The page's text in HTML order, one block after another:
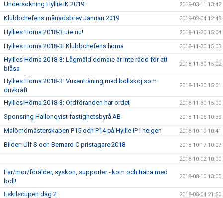
Undersökning Hyllie IK 2019 2019-03-11 13:42
Klubbchefens månadsbrev Januari 2019 2019-02-04 12:48
Hyllies Hörna 2018-3 ute nu! 2018-11-30 15:04
Hyllies Hörna 2018-3: Klubbchefens hörna 2018-11-30 15:03
Hyllies Hörna 2018-3: Lågmäld domare är inte rädd för att
blåsa
2018-11-30 15:02
Hyllies Hörna 2018-3: Vuxenträning med bollskoj som
drivkraft
2018-11-30 15:01
Hyllies Hörna 2018-3: Ordföranden har ordet 2018-11-30 15:00
Sponsring Hallonqvist fastighetsbyrå AB 2018-11-06 10:39
Malömömästerskapen P15 och P14 på Hyllie IP i helgen 2018-10-19 10:41
Bilder: Ulf S och Bernard C pristagare 2018 2018-10-17 10:07
2018-10-02 10:00
Far/mor/förälder, syskon, supporter - kom och träna med
boll!
2018-08-10 13:00
Eskilscupen dag 2 2018-08-04 21:50